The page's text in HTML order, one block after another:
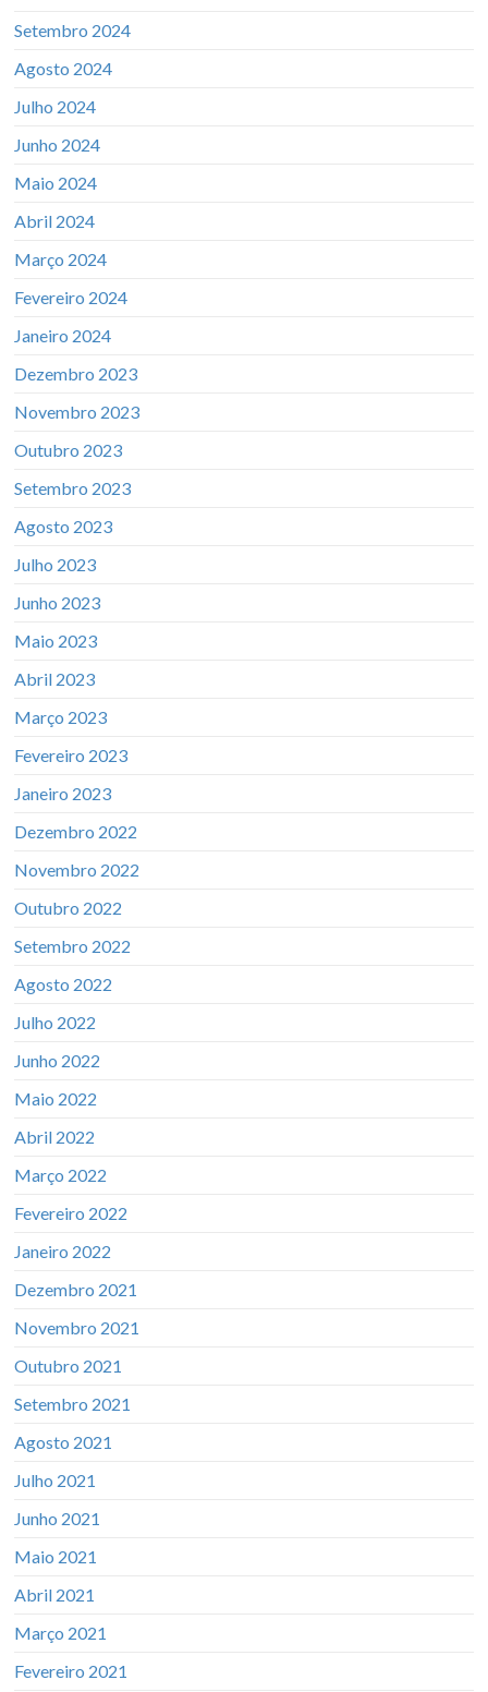
Setembro 2024
Agosto 2024
Julho 2024
Junho 2024
Maio 2024
Abril 2024
Março 2024
Fevereiro 2024
Janeiro 2024
Dezembro 2023
Novembro 2023
Outubro 2023
Setembro 2023
Agosto 2023
Julho 2023
Junho 2023
Maio 2023
Abril 2023
Março 2023
Fevereiro 2023
Janeiro 2023
Dezembro 2022
Novembro 2022
Outubro 2022
Setembro 2022
Agosto 2022
Julho 2022
Junho 2022
Maio 2022
Abril 2022
Março 2022
Fevereiro 2022
Janeiro 2022
Dezembro 2021
Novembro 2021
Outubro 2021
Setembro 2021
Agosto 2021
Julho 2021
Junho 2021
Maio 2021
Abril 2021
Março 2021
Fevereiro 2021